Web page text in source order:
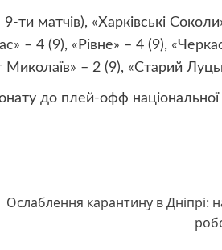
ти матчів), «Харківські
– 4 (9), «Рівне» – 4 (9),
– 2 (9), «Старий
до плей-офф
Ослаблення карантину в Дніпрі: